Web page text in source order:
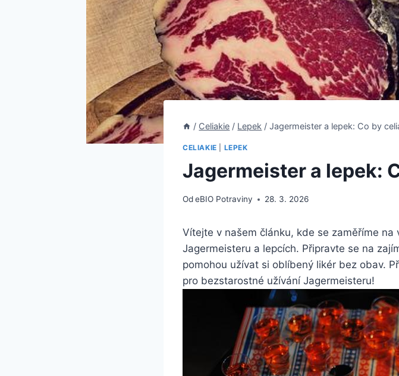
/ Celiakie / Lepek / Jagermeister a lepek: Co by
CELIAKIE LEPEK
Jagermeister a lepek:
OdeBIO Potraviny 28. 3. 2026
Vítejte v našem článku, kde se zaměříme
Jagermeisteru a lepcích. Připravte se na
pomohou užívat si oblíbený likér bez obav.
pro bezstarostné užívání Jagermeisteru!